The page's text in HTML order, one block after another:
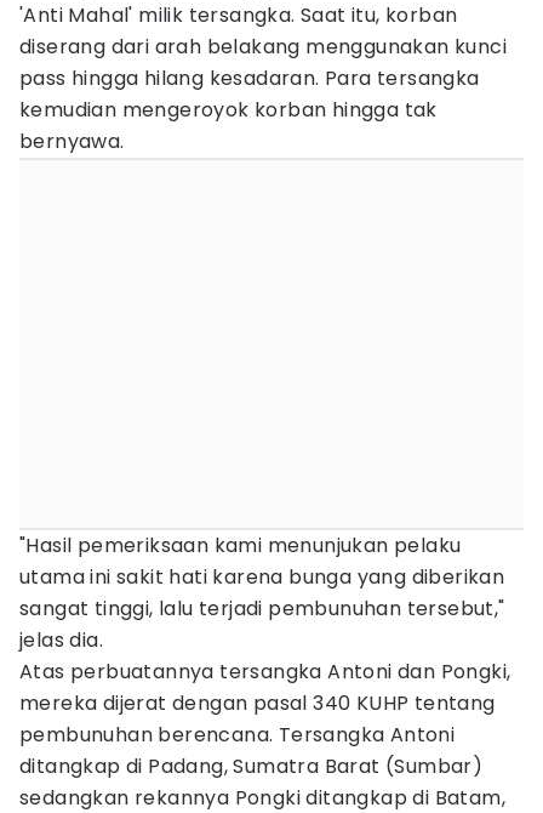
'Anti Mahal' milik tersangka. Saat itu, korban
diserang dari arah belakang menggunakan kunci
pass hingga hilang kesadaran. Para tersangka
kemudian mengeroyok korban hingga tak
bernyawa.
"Hasil pemeriksaan kami menunjukan pelaku
utama ini sakit hati karena bunga yang diberikan
sangat tinggi, lalu terjadi pembunuhan tersebut,"
jelas dia.
Atas perbuatannya tersangka Antoni dan Pongki,
mereka dijerat dengan pasal 340 KUHP tentang
pembunuhan berencana. Tersangka Antoni
ditangkap di Padang, Sumatra Barat (Sumbar)
sedangkan rekannya Pongki ditangkap di Batam,